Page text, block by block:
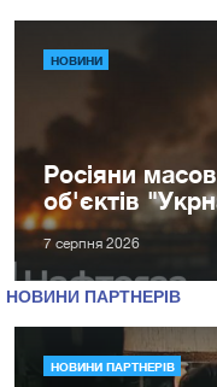
НОВИНИ
Росіяни
об'єктів
7 серпня 2026